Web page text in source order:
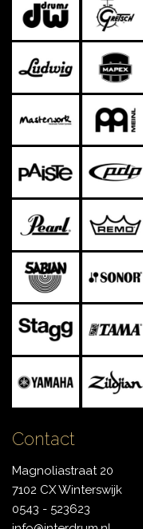
Contact
Magnoliastraat 20
7102 CX Winterswijk
0543 - 523623